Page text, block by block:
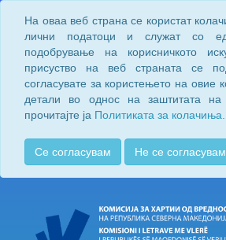
На оваа веб страна се користат
лични податоци и служат со
подобрување на корисничкото
присуство на веб страната се
согласувате за користењето на овие
детали во однос на заштитата на
прочитајте ја Политиката за колачиња.
Се согласувам Не се согласувам